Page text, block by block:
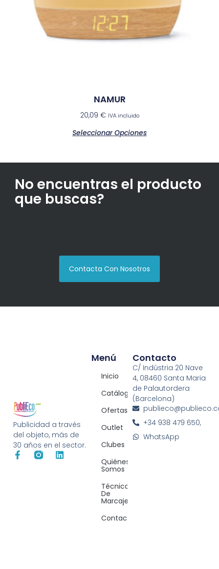
NAMUR
20,09 € IVA incluido
Seleccionar Opciones
No encuentras el producto
que buscas?
Contacta Con Nosotros
Publicidad a través
del objeto, más de
30 años en el sector.
Menú
Inicio
Catálogos
Ofertas
Outlet
Clubes
Quiénes
Somos
Técnicas
De
Marcaje
Contacto
Contacto
C/ Indústria 20 Nave
4, 08460 Santa Maria
de Palautordera
(Barcelona)
+34 938 479 650,
WhatsApp